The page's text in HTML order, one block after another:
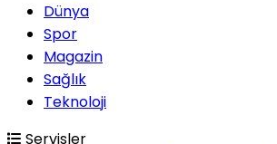
Dünya
Spor
Magazin
Sağlık
Teknoloji
Servisler